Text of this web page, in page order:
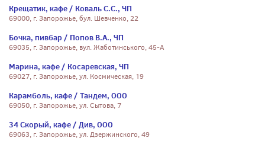
Крещатик, кафе / Коваль С.С., ЧП
69000, г. Запорожье, бул. Шевченко, 22
Бочка, пивбар / Попов В.А., ЧП
69035, г. Запорожье, вул. Жаботинського, 45-А
Марина, кафе / Косаревская, ЧП
69027, г. Запорожье, ул. Космическая, 19
Карамболь, кафе / Тандем, ООО
69050, г. Запорожье, ул. Сытова, 7
34 Скорый, кафе / Див, ООО
69063, г. Запорожье, ул. Дзержинского, 49